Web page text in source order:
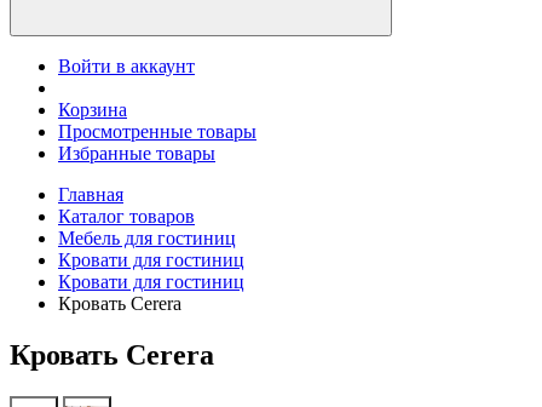
Войти в аккаунт
Корзина
Просмотренные товары
Избранные товары
Главная
Каталог товаров
Мебель для гостиниц
Кровати для гостиниц
Кровати для гостиниц
Кровать Cerera
Кровать Cerera